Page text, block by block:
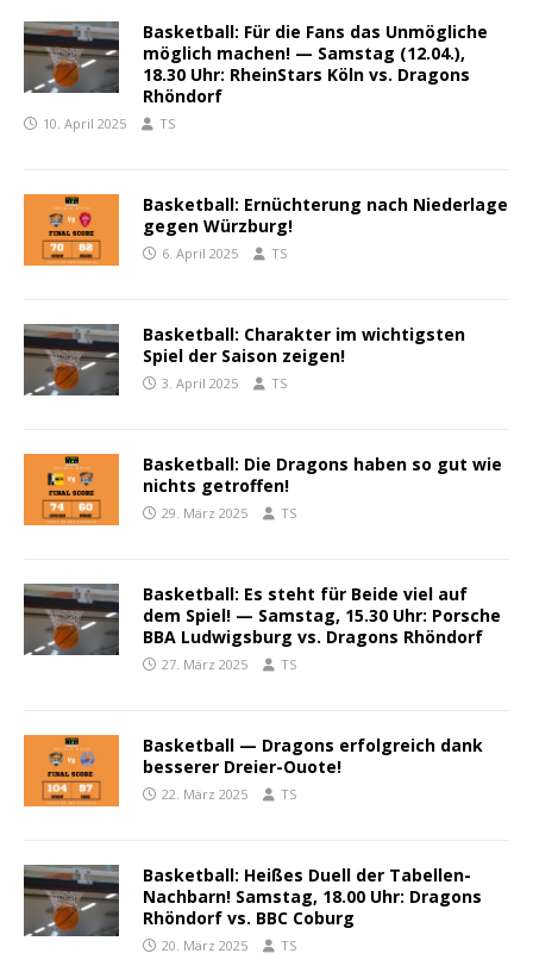
Basketball: Für die Fans das Unmögliche
möglich machen! — Samstag (12.04.),
18.30 Uhr: RheinStars Köln vs. Dragons
Rhöndorf
10. April 2025 TS
Basketball: Ernüchterung nach Niederlage
gegen Würzburg!
6. April 2025 TS
Basketball: Charakter im wichtigsten
Spiel der Saison zeigen!
3. April 2025 TS
Basketball: Die Dragons haben so gut wie
nichts getroffen!
29. März 2025 TS
Basketball: Es steht für Beide viel auf
dem Spiel! — Samstag, 15.30 Uhr: Porsche
BBA Ludwigsburg vs. Dragons Rhöndorf
27. März 2025 TS
Basketball — Dragons erfolgreich dank
besserer Dreier-Ouote!
22. März 2025 TS
Basketball: Heißes Duell der Tabellen-
Nachbarn! Samstag, 18.00 Uhr: Dragons
Rhöndorf vs. BBC Coburg
20. März 2025 TS